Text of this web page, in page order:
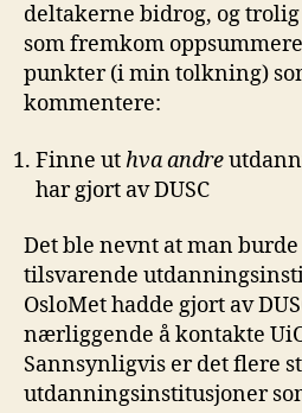
deltakerne bidrog, og
som fremkom
punkter (i min tolkning)
kommentere:
Finne uthva andre
har gjort av DUSC
Det ble nevnt at man
tilsvarende
OsloMet hadde gjort av
nærliggende å kontakte
Sannsynligvis er det flere
utdanningsinstitusjoner